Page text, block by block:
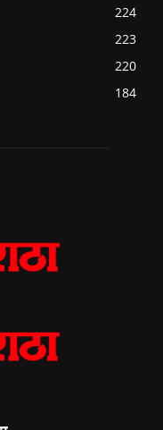
224
223
220
184